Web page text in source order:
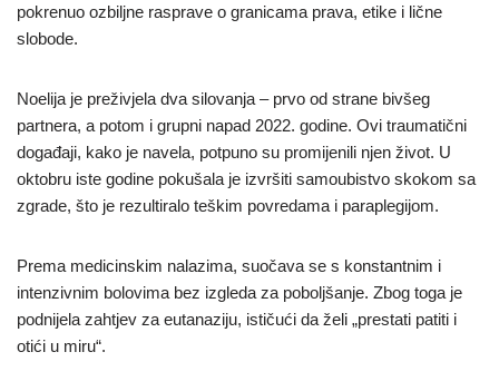
pokrenuo ozbiljne rasprave o granicama prava, etike i lične
slobode.
Noelija je preživjela dva silovanja – prvo od strane bivšeg
partnera, a potom i grupni napad 2022. godine. Ovi traumatični
događaji, kako je navela, potpuno su promijenili njen život. U
oktobru iste godine pokušala je izvršiti samoubistvo skokom sa
zgrade, što je rezultiralo teškim povredama i paraplegijom.
Prema medicinskim nalazima, suočava se s konstantnim i
intenzivnim bolovima bez izgleda za poboljšanje. Zbog toga je
podnijela zahtjev za eutanaziju, ističući da želi „prestati patiti i
otići u miru“.